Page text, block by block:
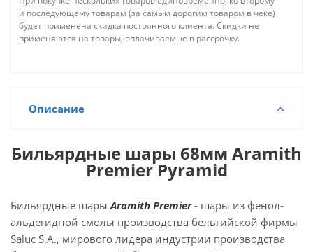
и последующему товарам (за самым дорогим товаром в чеке)
будет применена скидка постоянного клиента. Скидки не
применяются на товары, оплачиваемые в рассрочку.
Описание
Бильярдные шары 68мм Aramith
Premier Pyramid
Бильярдные шарыAramith Premier- шары из фенол-
альдегидной смолы производства бельгийской фирмы
Saluc S.A., мирового лидера индустрии производства